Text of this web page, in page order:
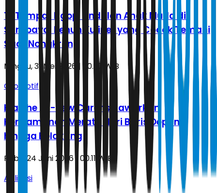
19 Tempat Ngopi Andalan Anak Muda di
Surabaya, Penuh Kuliner yang Cocok Temani
Saat Nongkrong
Minggu, 31 Mei 2026 | 20.37 WIB
Otomotif
Kia The All-new Carens Tawarkan
Kenyamanan Merata dari Baris Depan
hingga Belakang
Rabu, 24 Juni 2026 | 00.11 WIB
Aplikasi